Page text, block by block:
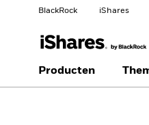
BlackRock iShares
Ander
Verander
Producten